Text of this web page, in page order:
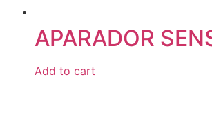
APARADOR
Add to cart